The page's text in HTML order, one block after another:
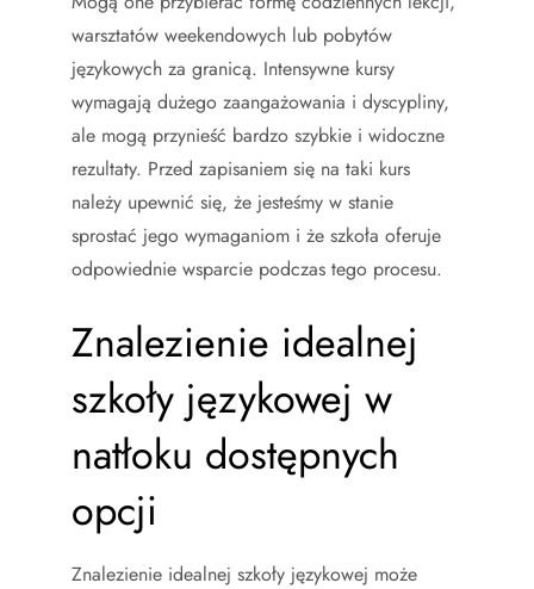
warsztatów weekendowych lub pobytów
językowych za granicą. Intensywne kursy
wymagają dużego zaangażowania i dyscypliny,
ale mogą przynieść bardzo szybkie i widoczne
rezultaty. Przed zapisaniem się na taki kurs
należy upewnić się, że jesteśmy w stanie
sprostać jego wymaganiom i że szkoła oferuje
odpowiednie wsparcie podczas tego procesu.
Znalezienie idealnej
szkoły językowej w
natłoku dostępnych
opcji
Znalezienie idealnej szkoły językowej może